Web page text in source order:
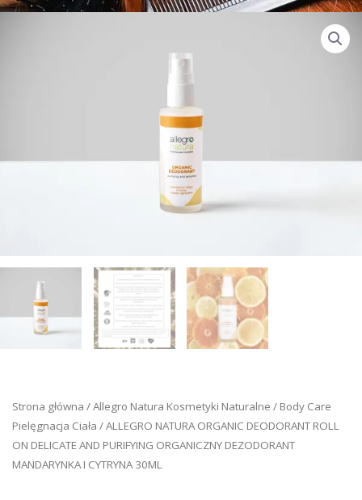
Strona główna /Allegro Natura Kosmetyki Naturalne / Body Care
Pielęgnacja Ciała / ALLEGRO NATURA ORGANIC DEODORANT ROLL
ON DELICATE AND PURIFYING ORGANICZNY DEZODORANT
MANDARYNKA I CYTRYNA 30ML